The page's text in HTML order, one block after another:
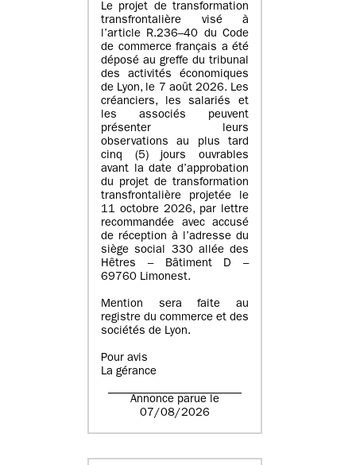
Le projet de transformation
transfrontalière visé à
l’article R.236–40 du Code
de commerce français a été
déposé au greffe du tribunal
des activités économiques
de Lyon, le 7 août 2026. Les
créanciers, les salariés et
les associés peuvent
présenter leurs
observations au plus tard
cinq (5) jours ouvrables
avant la date d’approbation
du projet de transformation
transfrontalière projetée le
11 octobre 2026, par lettre
recommandée avec accusé
de réception à l’adresse du
siège social 330 allée des
Hêtres – Bâtiment D –
69760 Limonest.
Mention sera faite au
registre du commerce et des
sociétés de Lyon.
Pour avis
La gérance
Annonce parue le
07/08/2026